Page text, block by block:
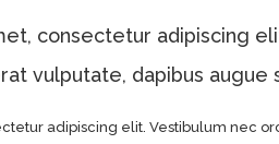
consectetur adipiscing
vulputate, dapibus augue
adipiscing elit. Vestibulum nec